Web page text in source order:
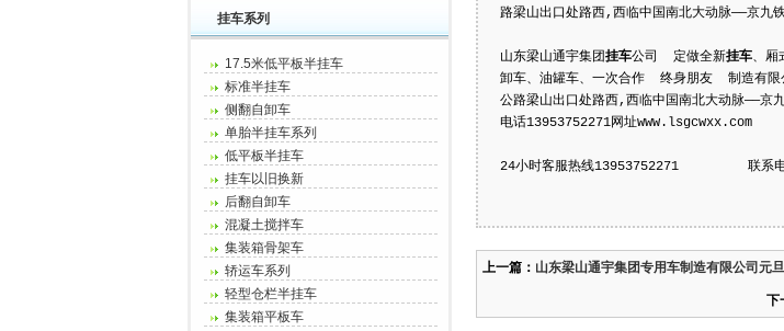
路梁山出口处路西,西临中国南北大动脉——京
山东梁山通宇集团挂车公司 定做全新挂车、厢
卸车、油罐车、一次合作 终身朋友 制造有限
公路梁山出口处路西,西临中国南北大动脉——
电话13953752271网址www.lsgcwxx.com
24小时客服热线13953752271 联系电
上一篇： 山东梁山通宇集团专用车制造有限公司元
下
挂车系列
17.5米低平板半挂车
标准半挂车
侧翻自卸车
单胎半挂车系列
低平板半挂车
挂车以旧换新
后翻自卸车
混凝土搅拌车
集装箱骨架车
轿运车系列
轻型仓栏半挂车
集装箱平板车